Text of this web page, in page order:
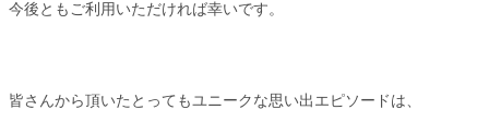
今後ともご利用いただければ幸いです。
皆さんから頂いたとってもユニークな思い出エピソードは、